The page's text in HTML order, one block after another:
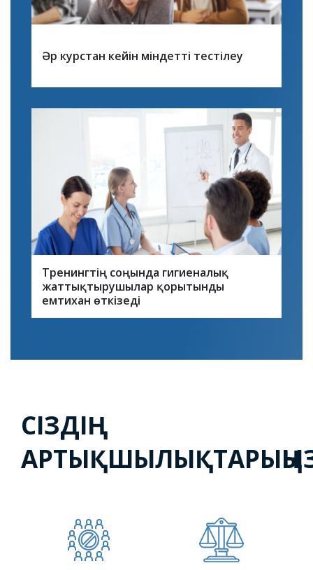
Әр курстан кейін міндетті тестілеу
Тренингтің соңында гигиеналық
жаттықтырушылар қорытынды
емтихан өткізеді
СІЗДІҢ